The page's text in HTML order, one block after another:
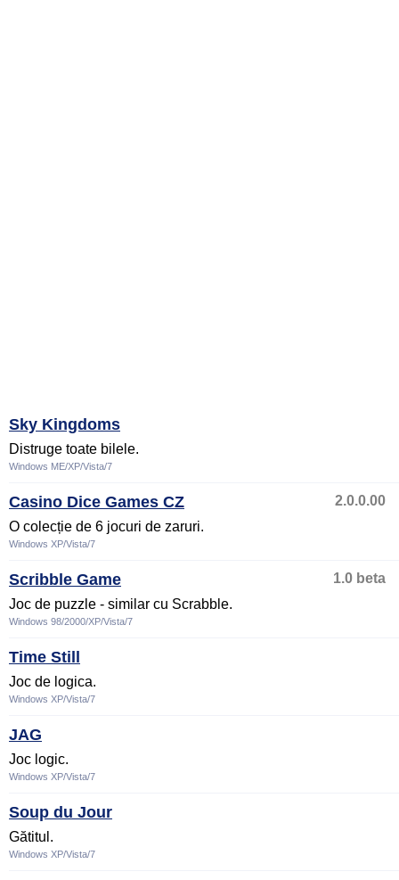
Sky Kingdoms
Distruge toate bilele.
Windows ME/XP/Vista/7
Casino Dice Games CZ
2.0.0.00
O colecție de 6 jocuri de zaruri.
Windows XP/Vista/7
Scribble Game
1.0 beta
Joc de puzzle - similar cu Scrabble.
Windows 98/2000/XP/Vista/7
Time Still
Joc de logica.
Windows XP/Vista/7
JAG
Joc logic.
Windows XP/Vista/7
Soup du Jour
Gătitul.
Windows XP/Vista/7